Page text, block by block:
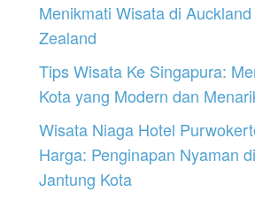
Menikmati Wisata di
Zealand
Tips Wisata Ke Singapura:
Kota yang Modern dan
Wisata Niaga Hotel
Harga: Penginapan Nyaman di
Jantung Kota